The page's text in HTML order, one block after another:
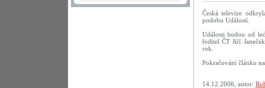
Česká televize
podobu Událostí.
Události budou od
ředitel ČT Jiří
rok.
Pokračování článku
14.12.2006, autor: